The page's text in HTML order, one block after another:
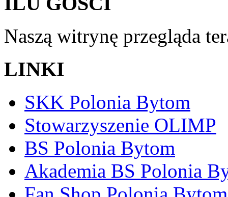
Naszą witrynę przegląda
LINKI
SKK Polonia Bytom
Stowarzyszenie OLIMP
BS Polonia Bytom
Akademia BS Polonia